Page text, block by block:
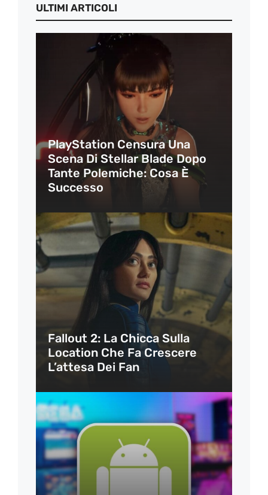
ULTIMI ARTICOLI
PlayStation Censura Una
Scena Di Stellar Blade Dopo
Tante Polemiche: Cosa È
Successo
Fallout 2: La Chicca Sulla
Location Che Fa Crescere
L’attesa Dei Fan